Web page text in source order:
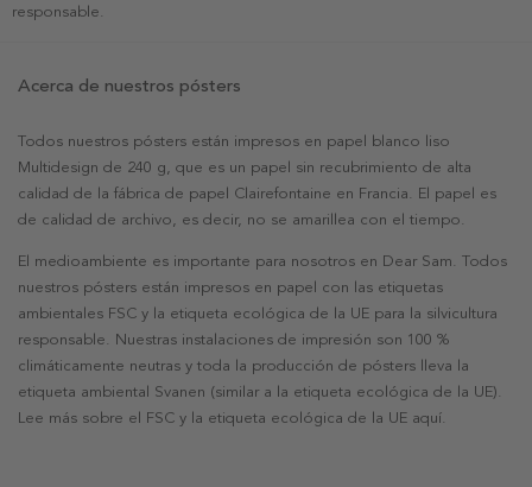
responsable.
Acerca de nuestros pósters
Todos nuestros pósters están impresos en papel blanco liso
Multidesign de 240 g, que es un papel sin recubrimiento de alta
calidad de la fábrica de papel Clairefontaine en Francia. El papel es
de calidad de archivo, es decir, no se amarillea con el tiempo.
El medioambiente es importante para nosotros en Dear Sam. Todos
nuestros pósters están impresos en papel con las etiquetas
ambientales FSC y la etiqueta ecológica de la UE para la silvicultura
responsable. Nuestras instalaciones de impresión son 100 %
climáticamente neutras y toda la producción de pósters lleva la
etiqueta ambiental Svanen (similar a la etiqueta ecológica de la UE).
Lee más sobre el FSC y la etiqueta ecológica de la UE aquí.